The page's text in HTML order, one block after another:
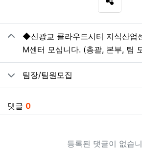
SNS 공유
관련자료
◆신광교 클라우드시티 지식산업
M센터 모십니다. (총괄, 본부, 팀
팀장/팀원모집
댓글 0
등록된 댓글이 없습